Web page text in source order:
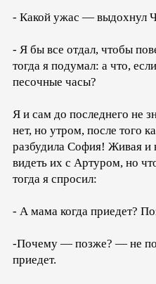
- Какой ужас — выдохнул
- Я бы все отдал, чтобы
тогда я подумал: а что,
песочные часы?
Я и сам до последнего не
нет, но утром, после того
разбудила София! Живая и
видеть их с Артуром, но
тогда я спросил:
- А мама когда приедет?
-Почему — позже? — не
приедет.